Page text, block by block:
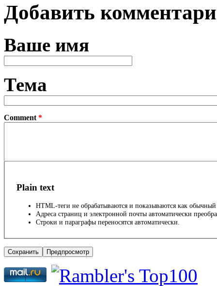
Добавить
Ваше имя
Тема
Comment *
Plain text
HTML-теги не обрабатываются и показываются как обычный
Адреса страниц и электронной почты автоматически
Строки и параграфы переносятся автоматически.